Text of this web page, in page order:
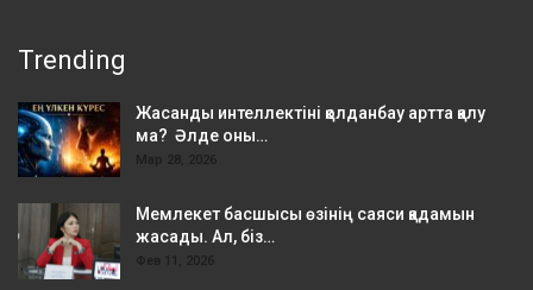
Trending
Жасанды интеллектіні қолданбау артта қалу
ма? Әлде оны…
Мар 28, 2026
Мемлекет басшысы өзінің саяси қадамын
жасады. Ал, біз…
Фев 11, 2026